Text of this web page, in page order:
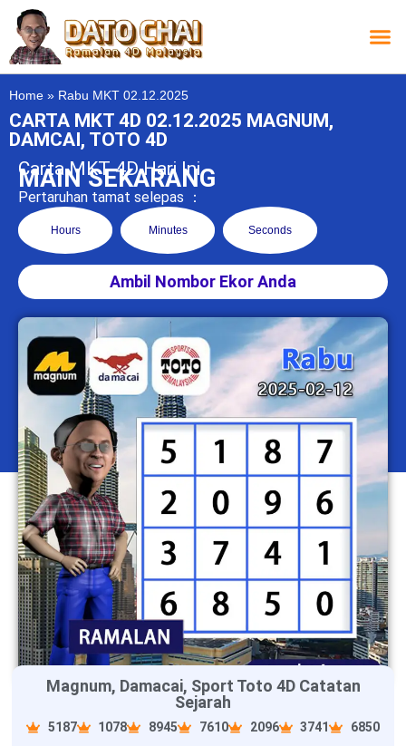
Home » Rabu MKT 02.12.2025
CARTA MKT 4D 02.12.2025 MAGNUM,
DAMCAI, TOTO 4D
Carta MKT 4D Hari Ini
MAIN SEKARANG
Pertaruhan tamat selepas ：
Hours Minutes Seconds
Ambil Nombor Ekor Anda
Magnum, Damacai, Sport Toto 4D Catatan
Sejarah
5187 1078 8945 7610 2096 3741 6850